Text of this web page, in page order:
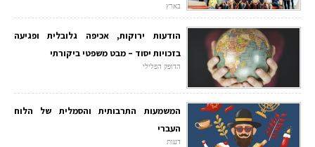
בארץ
הודעות ירוקות, אכיפה גלובלית ופגיעה
בזכויות יסוד – מבט משפטי ביקורתי
הדופק הפלילי
המשמעות התרבותית והסמלית של הלוח
העברי
דעות